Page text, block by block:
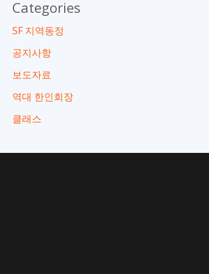
Categories
SF 지역동정
공지사항
보도자료
역대 한인회장
클래스